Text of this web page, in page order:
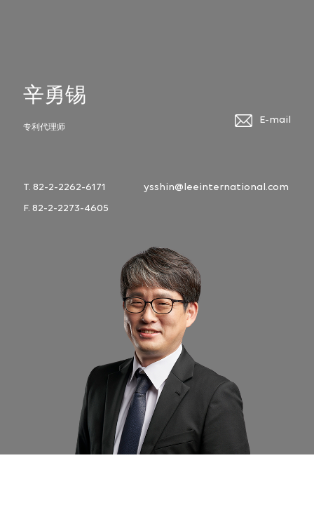
辛勇锡
专利代理师
T. 82-2-2262-6171
F. 82-2-2273-4605
ysshin@leeinternational.com
E-mail